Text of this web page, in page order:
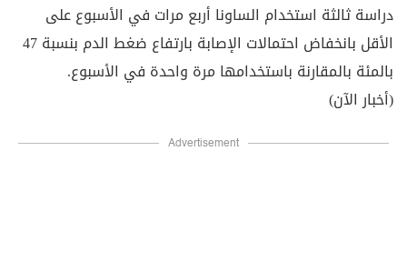
دراسة ثالثة استخدام الساونا أربع مرات في الأسبوع على
الأقل بانخفاض احتمالات الإصابة بارتفاع ضغط الدم بنسبة 47
بالمئة بالمقارنة باستخدامها مرة واحدة في الأسبوع.
(أخبار الآن)
Advertisement